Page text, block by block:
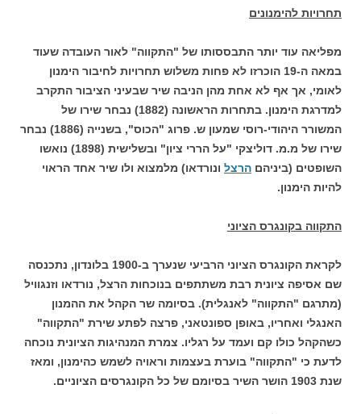
תחרויות להימנונים
מפליאה עוד יותר התבססותו של "התקווה" לאור העובדה שעוד
במאה ה-19 הוכרזו לא פחות משלוש תחרויות לחיבור הימנון
לאומי, אך אף לא אחת מהן הניבה שיר שבעיני הציבור התקרב
למדרגת הימנון. בתחרות הראשונה (1882) נבחר שירו של
המשורר היהודי-רוסי שמעון ש. פרוג "הכוס", בשנייה (1886) נבחר
שירו של מ.מ. דוליצקי "על הררי ציון" ובשלישית (1898) נואשו
השופטים (ביניהם הרצל ונורדאו) מלמצוא ולו שיר אחד הראוי
להיות הימנון.
התקווה בקונגרס הציוני
לקראת הקונגרס הציוני הרביעי שנערך ב-1900 בלונדון, נתכנסה
שם אסיפה ציונית רבת משתתפים בנוכחות הרצל, נורדאו וזנגוויל
(מתרגם "התקווה" לאנגלית). בסיומה שר הקהל את ההמנון
האנגלי ואחריו, באופן ספונטאני, פרצה לפתע שירת "התקווה"
כשהקהל כולו קם ועמד על רגליו. צמרת המנהיגות הציונית נוכחה
לדעת כי "התקווה" בוערת בעצמות וראויה לשמש כהימנון, ומאז
שנת 1903 הושר השיר בסיומם של כל הקונגרסים הציוניים.